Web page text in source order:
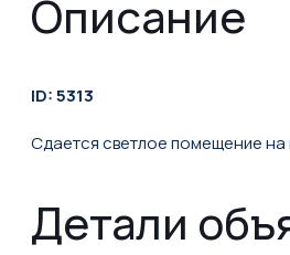
Описание
ID: 5313
Сдается светлое помещение на
Детали